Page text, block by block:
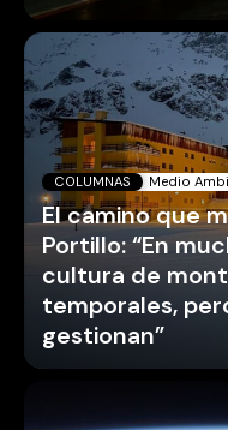
COLUMNAS Medio
El camino que
Portillo: “En
cultura de
temporales,
gestionan”